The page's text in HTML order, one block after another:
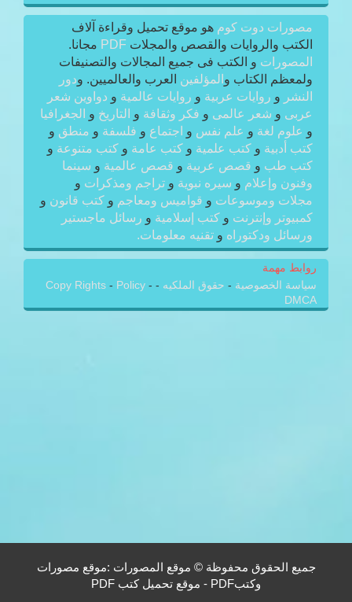
مصورات دوت كوم هو موقع تحميل وقراءة آلاف
الكتب والروايات والقصص والمجلات PDF مجانا.
المصورات و الكتب فى جميع المجالات والتصنيفات
ولمعظم الكتاب و المؤلفين العرب والعالميين. ودور
النشر و روايات عربية و روايات عالمية و دواوين شعر
عربى و شعر عالمى و فكر وثقافة و التاريخ و الجغرافيا
و علوم لغة و علم نفس و اجتماع و فلسفة و منطق و
كتب أدبية و كتب علمية و كتب عامة و كتب متنوعة و
كتب طب و قصص عربية و قصص عالمية و سينما
وفنون وإعلام و سيره نبوية و تراجم ومذكرات و
مجلات وموسوعات و قواميس ومعاجم و كتب قانون و
كمبيوتر وإنترنت و كتب إسلامية و رسائل ماجستير
ورسائل ودكتوراه و تقنيه معلومات.
روابط مهمة
سياسة الخصوصية - حقوق الملكيه -
Copy Rights - Policy -
DMCA
جميع الحقوق محفوظة © موقع المصورات :موقع مصورات
وكتبPDF - موقع تحميل كتب PDF